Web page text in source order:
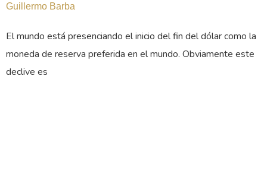
Guillermo Barba
El mundo está presenciando el inicio del fin del dólar como la
moneda de reserva preferida en el mundo. Obviamente este
declive es